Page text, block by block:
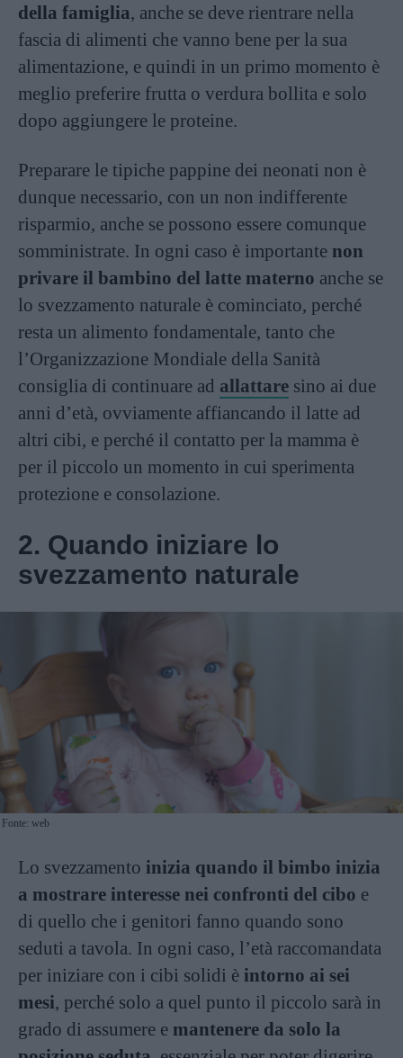
della famiglia, anche se deve rientrare nella
fascia di alimenti che vanno bene per la sua
alimentazione, e quindi in un primo momento è
meglio preferire frutta o verdura bollita e solo
dopo aggiungere le proteine.
Preparare le tipiche pappine dei neonati non è
dunque necessario, con un non indifferente
risparmio, anche se possono essere comunque
somministrate. In ogni caso è importante non
privare il bambino del latte materno anche se
lo svezzamento naturale è cominciato, perché
resta un alimento fondamentale, tanto che
l’Organizzazione Mondiale della Sanità
consiglia di continuare ad allattare sino ai due
anni d’età, ovviamente affiancando il latte ad
altri cibi, e perché il contatto per la mamma è
per il piccolo un momento in cui sperimenta
protezione e consolazione.
2. Quando iniziare lo
svezzamento naturale
Fonte: web
Lo svezzamento inizia quando il bimbo inizia
a mostrare interesse nei confronti del cibo e
di quello che i genitori fanno quando sono
seduti a tavola. In ogni caso, l’età raccomandata
per iniziare con i cibi solidi è intorno ai sei
mesi, perché solo a quel punto il piccolo sarà in
grado di assumere e mantenere da solo la